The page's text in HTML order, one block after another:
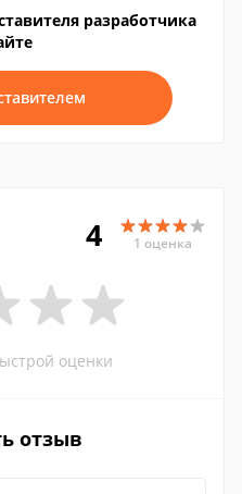
разработчика
4 1 оценка
оценки
отзыв